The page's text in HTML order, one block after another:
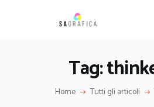
Tag:
Home Tutti gli articoli
GRAFICA